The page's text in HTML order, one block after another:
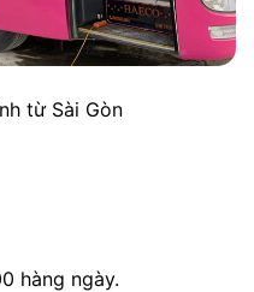
từ Sài Gòn
hàng ngày.